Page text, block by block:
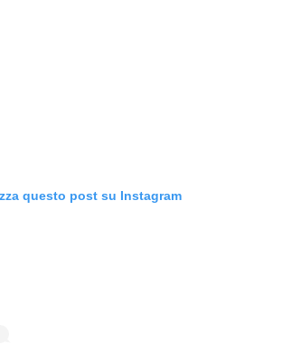
questo post su Instagram